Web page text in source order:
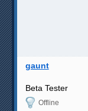
gaunt
Beta Tester
Offline